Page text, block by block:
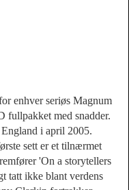
enhver seriøs Magnum
fullpakket med snadder.
i april 2005.
sett er et tilnærmet
'On a storytellers
tatt ikke blant verdens